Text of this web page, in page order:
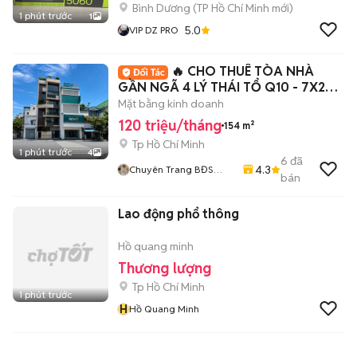
1 phút trước 1
Bình Dương (TP Hồ Chí Minh mới)
VIP DZ PRO 5.0
1 phút trước 4
🔥 CHO THUÊ TÒA NHÀ
GẦN NGÃ 4 LÝ THÁI TỔ Q10 - 7X22M
- 120 TRIỆU
Mặt bằng kinh doanh
120 triệu/tháng 154 m²
Tp Hồ Chí Minh
Chuyên Trang BĐS
4.3
6 đã
bán
1 phút trước
Lao động phổ thông
Hồ quang minh
Thương lượng
Tp Hồ Chí Minh
HHồ Quang Minh